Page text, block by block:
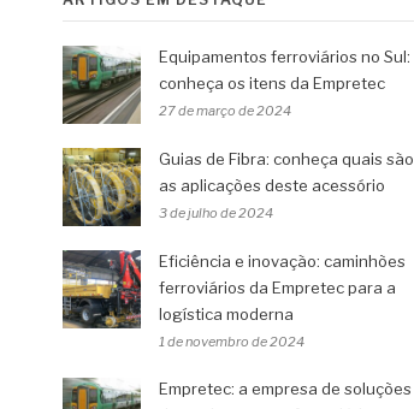
Equipamentos ferroviários no Sul:
conheça os itens da Empretec
27 de março de 2024
Guias de Fibra: conheça quais são
as aplicações deste acessório
3 de julho de 2024
Eficiência e inovação: caminhões
ferroviários da Empretec para a
logística moderna
1 de novembro de 2024
Empretec: a empresa de soluções